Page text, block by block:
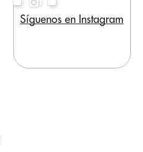
Síguenos en Instagram